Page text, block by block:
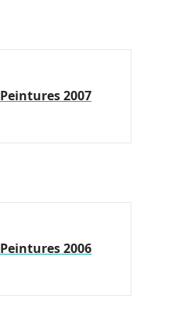
Peintures 2007
Peintures 2006